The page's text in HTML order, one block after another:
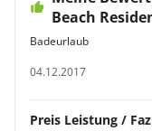
Beach
Badeurlaub
04.12.2017
Preis Leistung /